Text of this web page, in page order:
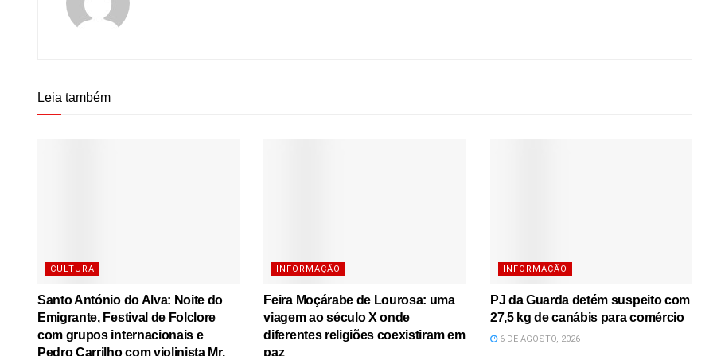
Leia também
CULTURA
Santo António do Alva: Noite do
Emigrante, Festival de Folclore
com grupos internacionais e
Pedro Carrilho com violinista Mr.
INFORMAÇÃO
Feira Moçárabe de Lourosa: uma
viagem ao século X onde
diferentes religiões coexistiram em
paz
INFORMAÇÃO
PJ da Guarda detém suspeito com
27,5 kg de canábis para comércio
6 DE AGOSTO, 2026